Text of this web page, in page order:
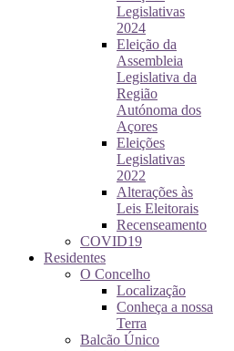
Legislativas
2024
Eleição da
Assembleia
Legislativa da
Região
Autónoma dos
Açores
Eleições
Legislativas
2022
Alterações às
Leis Eleitorais
Recenseamento
COVID19
Residentes
O Concelho
Localização
Conheça a nossa
Terra
Balcão Único